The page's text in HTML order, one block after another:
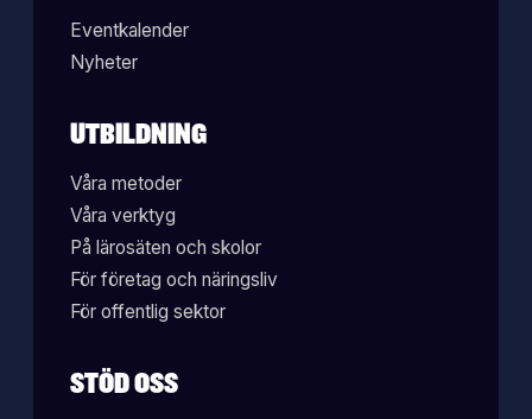
Eventkalender
Nyheter
UTBILDNING
Våra metoder
Våra verktyg
På lärosäten och skolor
För företag och näringsliv
För offentlig sektor
STÖD OSS